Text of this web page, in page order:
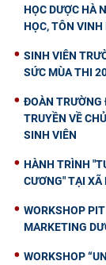
HỌC DƯỢC HÀ
HỌC, TÔN
SINH VIÊN
SỨC MÙA THI
ĐOÀN TRƯỜNG
TRUYỀN VỀ
SINH VIÊN
HÀNH TRÌNH
CƯƠNG" TẠI XÃ
WORKSHOP
MARKETING
WORKSHOP